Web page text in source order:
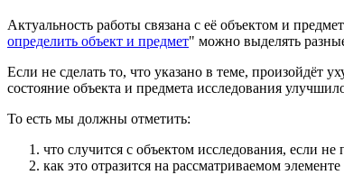
Актуальность работы связана с её объектом и
определить объект и предмет" можно выделять
Если не сделать то, что указано в теме, произойдёт
состояние объекта и предмета исследования
То есть мы должны отметить:
что случится с объектом исследования, если не
как это отразится на рассматриваемом